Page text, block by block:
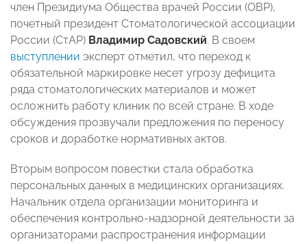
член Президиума Общества врачей России (ОВР),
почетный президент Стоматологической ассоциации
России (СтАР) Владимир Садовский. В своем
выступлении эксперт отметил, что переход к
обязательной маркировке несет угрозу дефицита
ряда стоматологических материалов и может
осложнить работу клиник по всей стране. В ходе
обсуждения прозвучали предложения по переносу
сроков и доработке нормативных актов.
Вторым вопросом повестки стала обработка
персональных данных в медицинских организациях.
Начальник отдела организации мониторинга и
обеспечения контрольно-надзорной деятельности за
организаторами распространения информации